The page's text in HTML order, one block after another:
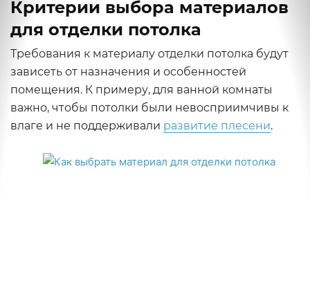
Критерии выбора материалов
для отделки потолка
Требования к материалу отделки потолка будут
зависеть от назначения и особенностей
помещения. К примеру, для ванной комнаты
важно, чтобы потолки были невосприимчивы к
влаге и не поддерживали развитие плесени.